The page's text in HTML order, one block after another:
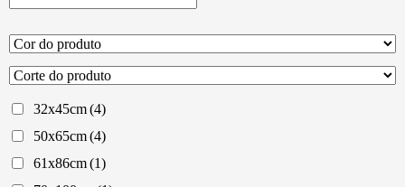
32x45cm(4)
50x65cm(4)
61x86cm(1)